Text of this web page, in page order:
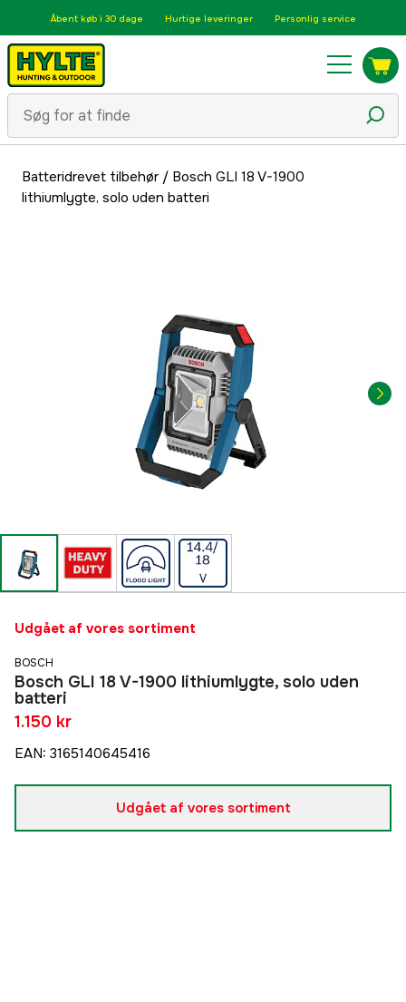
Åbent køb i 30 dage Hurtige leveringer Personlig service
Batteridrevet tilbehør/ Bosch GLI 18 V-1900
lithiumlygte, solo uden batteri
Udgået af vores sortiment
BOSCH
Bosch GLI 18 V-1900 lithiumlygte, solo uden
batteri
1.150 kr
EAN: 3165140645416
Udgået af vores sortiment